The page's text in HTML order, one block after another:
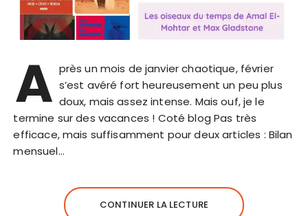
A près un mois de janvier chaotique, février
s’est avéré fort heureusement un peu plus
doux, mais assez intense. Mais ouf, je le
termine sur des vacances ! Coté blog Pas très
efficace, mais suffisamment pour deux articles : Bilan
mensuel…
CONTINUER LA LECTURE